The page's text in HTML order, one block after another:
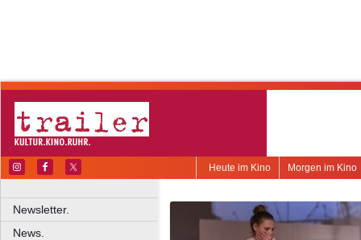
Morgen im Kino
Heute im Kino
Newsletter.
News.